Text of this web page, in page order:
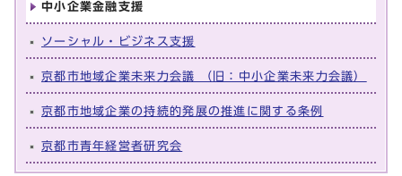
中小企業金融支援
ソーシャル・ビジネス支援
京都市地域企業未来力会議 （旧：中小企業未来力会議）
京都市地域企業の持続的発展の推進に関する条例
京都市青年経営者研究会